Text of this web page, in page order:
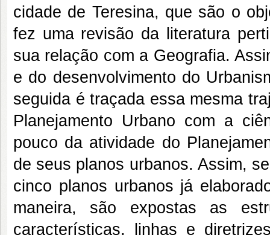
cidade de Teresina, que são o
fez uma revisão da literatura
sua relação com a Geografia.
e do desenvolvimento do
seguida é traçada essa mesma
Planejamento Urbano com a
pouco da atividade do
de seus planos urbanos. Assim,
cinco planos urbanos já
maneira, são expostas as
características, linhas e